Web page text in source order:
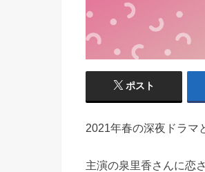
ポスト
2021年春の深夜ドラマ
主演の泉里香さんに恋